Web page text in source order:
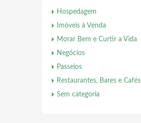
Hospedagem
Imóveis à Venda
Morar Bem e Curtir a Vida
Negócios
Passeios
Restaurantes, Bares e Cafés
Sem categoria